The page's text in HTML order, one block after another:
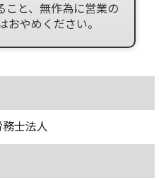
こと、無作為に営業の
おやめください。
士法人